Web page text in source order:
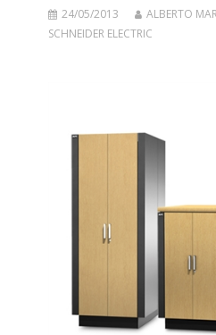
24/05/2013
ALBERTO
SCHNEIDER ELECTRIC